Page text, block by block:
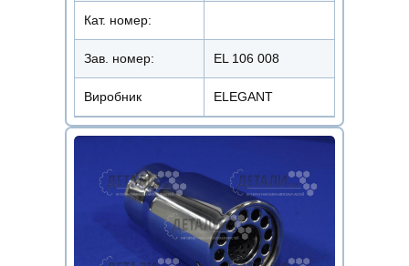
Кат. номер:
Зав. номер: EL 106 008
Виробник ELEGANT